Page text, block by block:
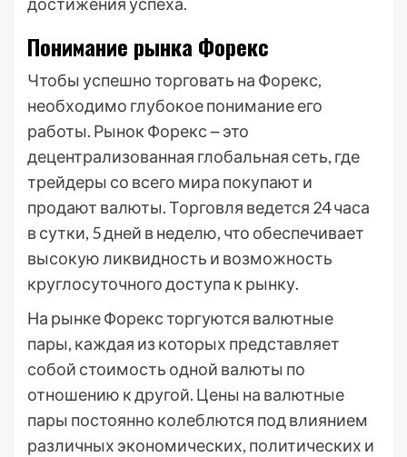
Понимание рынка Форекс
Чтобы успешно торговать на Форекс,
необходимо глубокое понимание его
работы. Рынок Форекс ౼ это
децентрализованная глобальная сеть, где
трейдеры со всего мира покупают и
продают валюты. Торговля ведется 24 часа
в сутки, 5 дней в неделю, что обеспечивает
высокую ликвидность и возможность
круглосуточного доступа к рынку.
На рынке Форекс торгуются валютные
пары, каждая из которых представляет
собой стоимость одной валюты по
отношению к другой. Цены на валютные
пары постоянно колеблются под влиянием
различных экономических, политических и